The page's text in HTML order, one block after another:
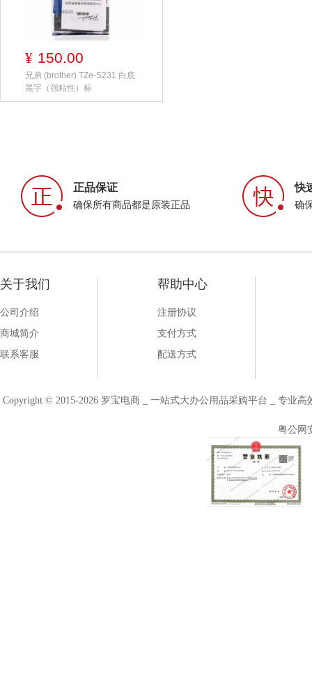
¥ 150.00
兄弟 (brother) TZe-S231 白底
黑字（强粘性）标
正品保证
确保所有商品都是原装正品
快
确
关于我们
公司介绍
商城简介
联系客服
帮助中心
注册协议
支付方式
配送方式
Copyright © 2015-2026 罗宝电商 _ 一站式大办公用品采购平台 _ 专业
粤公网